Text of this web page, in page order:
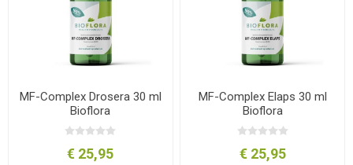
MF-Complex Drosera 30 ml
Bioflora
€ 25,95
MF-Complex Elaps 30 ml
Bioflora
€ 25,95